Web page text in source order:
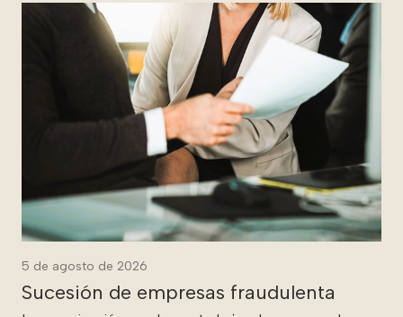
5 de agosto de 2026
Sucesión de empresas fraudulenta